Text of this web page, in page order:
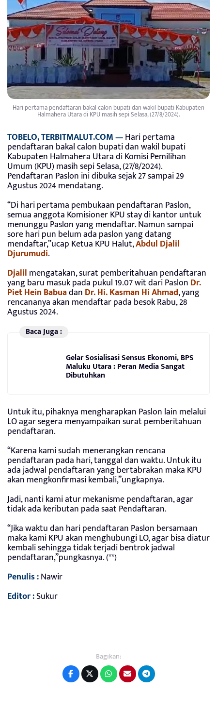
Hari pertama pendaftaran bakal calon bupati dan wakil bupati Kabupaten
Halmahera Utara di KPU masih sepi Selasa, (27/8/2024).
TOBELO, TERBITMALUT.COM —Hari pertama
pendaftaran bakal calon bupati dan wakil bupati
Kabupaten Halmahera Utara di Komisi Pemilihan
Umum (KPU) masih sepi Selasa, (27/8/2024).
Pendaftaran Paslon ini dibuka sejak 27 sampai 29
Agustus 2024 mendatang.
“Di hari pertama pembukaan pendaftaran Paslon,
semua anggota Komisioner KPU stay di kantor untuk
menunggu Paslon yang mendaftar. Namun sampai
sore hari pun belum ada paslon yang datang
mendaftar,”ucap Ketua KPU Halut,Abdul Djalil
Djurumudi.
Djalil mengatakan, surat pemberitahuan pendaftaran
yang baru masuk pada pukul 19.07 wit dari Paslon Dr.
Piet Hein Babuadan Dr. Hi. Kasman Hi Ahmad, yang
rencananya akan mendaftar pada besok Rabu, 28
Agustus 2024.
Baca Juga :
Gelar Sosialisasi Sensus Ekonomi, BPS
Maluku Utara : Peran Media Sangat
Dibutuhkan
Untuk itu, pihaknya mengharapkan Paslon lain melalui
LO agar segera menyampaikan surat pemberitahuan
pendaftaran.
“Karena kami sudah menerangkan rencana
pendaftaran pada hari, tanggal dan waktu. Untuk itu
ada jadwal pendaftaran yang bertabrakan maka KPU
akan mengkonfirmasi kembali,”ungkapnya.
Jadi, nanti kami atur mekanisme pendaftaran, agar
tidak ada keributan pada saat Pendaftaran.
“Jika waktu dan hari pendaftaran Paslon bersamaan
maka kami KPU akan menghubungi LO, agar bisa diatur
kembali sehingga tidak terjadi bentrok jadwal
pendaftaran,”pungkasnya. (**)
Penulis :Nawir
Editor :Sukur
Bagikan: